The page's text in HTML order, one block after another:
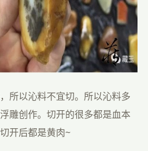
以沁料不宜切。所以沁料多
雕创作。切开的很多都是血本
开后都是黄肉~